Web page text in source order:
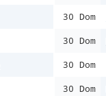
30 Dom
30 Dom
30 Dom
30 Dom